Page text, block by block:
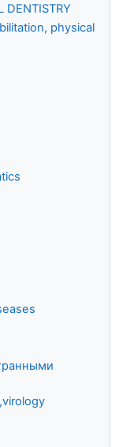
DENTISTRY
physical